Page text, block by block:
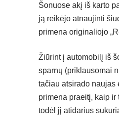
Šonuose akį iš karto
ją reikėjo atnaujinti
primena originaliojo
Žiūrint į automobilį iš
sparnų (priklausomai
tačiau atsirado naujas
primena praeitį, kaip
todėl jį atidarius